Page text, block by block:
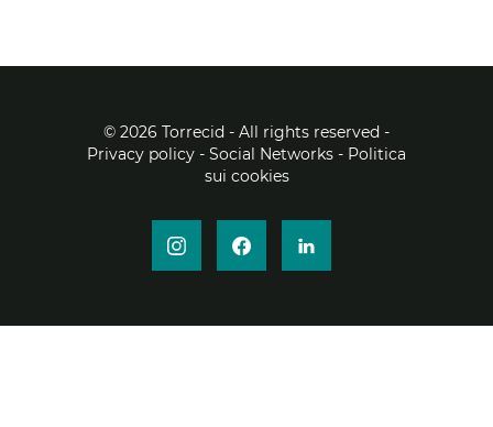
DE
PT
© 2026 Torrecid - All rights reserved -
Privacy policy - Social Networks - Politica
sui cookies